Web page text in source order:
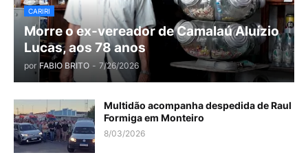
CARIRI
Morre o ex-vereador de Camalaú Aluízio
Lucas, aos 78 anos
por FABIO BRITO - 7/26/2026
Multidão acompanha despedida de Raul
Formiga em Monteiro
8/03/2026